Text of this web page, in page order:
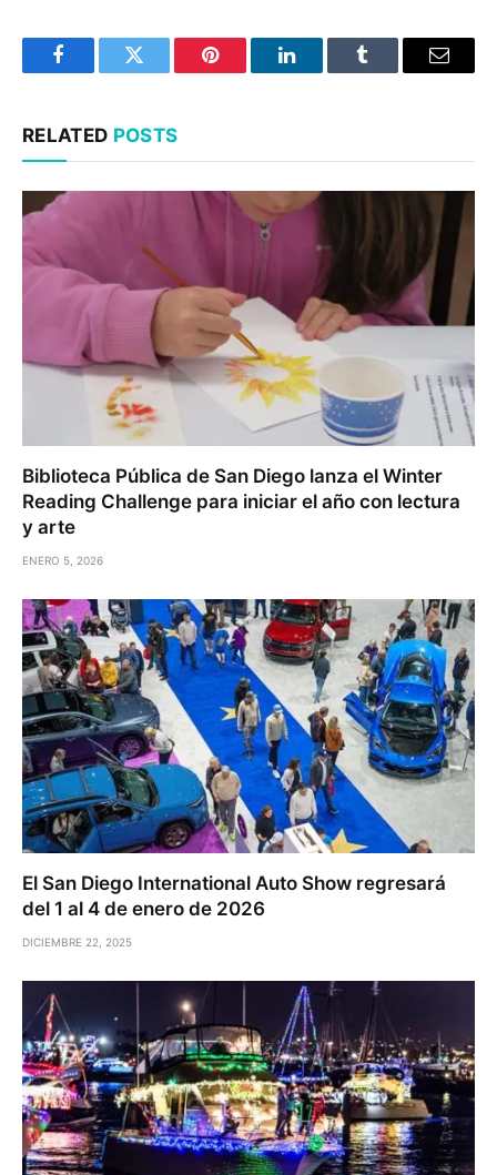
FacebookTwitter Pinterest LinkedInTumblr Email
RELATED POSTS
Biblioteca Pública de San Diego lanza el Winter
Reading Challenge para iniciar el año con lectura
y arte
ENERO 5, 2026
El San Diego International Auto Show regresará
del 1 al 4 de enero de 2026
DICIEMBRE 22, 2025